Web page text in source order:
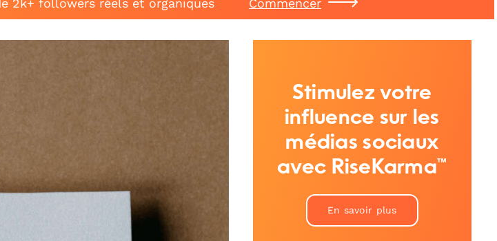
2k+ followers réels et organiques Commencer
Stimulez votre
influence sur les
médias sociaux
avec RiseKarma™
En savoir plus